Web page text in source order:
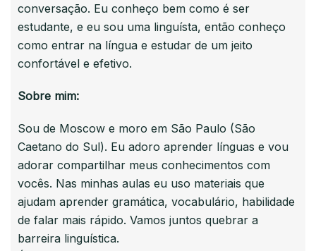
conversação. Eu conheço bem como é ser
estudante, e eu sou uma linguísta, então conheço
como entrar na língua e estudar de um jeito
confortável e efetivo.
Sobre mim:
Sou de Moscow e moro em São Paulo (São
Caetano do Sul). Eu adoro aprender línguas e vou
adorar compartilhar meus conhecimentos com
vocês. Nas minhas aulas eu uso materiais que
ajudam aprender gramática, vocabulário, habilidade
de falar mais rápido. Vamos juntos quebrar a
barreira linguística.